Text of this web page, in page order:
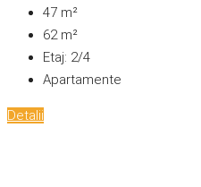
47 m²
62m²
Etaj: 2/4
Apartamente
Detalii